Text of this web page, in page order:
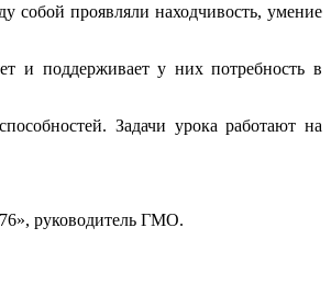
собой проявляли находчивость, умение
и поддерживает у них потребность в
Задачи урока работают на
руководитель ГМО.